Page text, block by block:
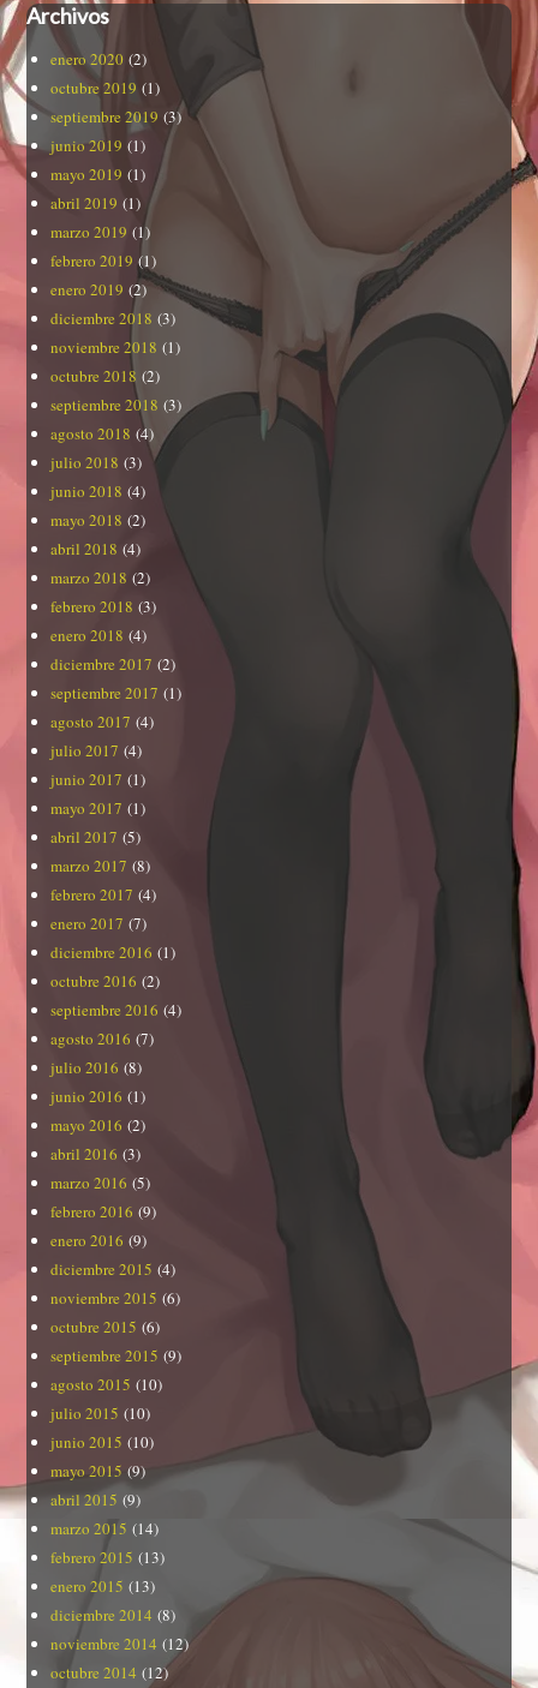
Archivos
enero 2020 (2)
octubre 2019 (1)
septiembre 2019 (3)
junio 2019 (1)
mayo 2019 (1)
abril 2019 (1)
marzo 2019 (1)
febrero 2019 (1)
enero 2019 (2)
diciembre 2018 (3)
noviembre 2018 (1)
octubre 2018 (2)
septiembre 2018 (3)
agosto 2018 (4)
julio 2018 (3)
junio 2018 (4)
mayo 2018 (2)
abril 2018 (4)
marzo 2018 (2)
febrero 2018 (3)
enero 2018 (4)
diciembre 2017 (2)
septiembre 2017 (1)
agosto 2017 (4)
julio 2017 (4)
junio 2017 (1)
mayo 2017 (1)
abril 2017 (5)
marzo 2017 (8)
febrero 2017 (4)
enero 2017 (7)
diciembre 2016 (1)
octubre 2016 (2)
septiembre 2016 (4)
agosto 2016 (7)
julio 2016 (8)
junio 2016 (1)
mayo 2016 (2)
abril 2016 (3)
marzo 2016 (5)
febrero 2016 (9)
enero 2016 (9)
diciembre 2015 (4)
noviembre 2015 (6)
octubre 2015 (6)
septiembre 2015 (9)
agosto 2015 (10)
julio 2015 (10)
junio 2015 (10)
mayo 2015 (9)
abril 2015 (9)
marzo 2015 (14)
febrero 2015 (13)
enero 2015 (13)
diciembre 2014 (8)
noviembre 2014 (12)
octubre 2014 (12)